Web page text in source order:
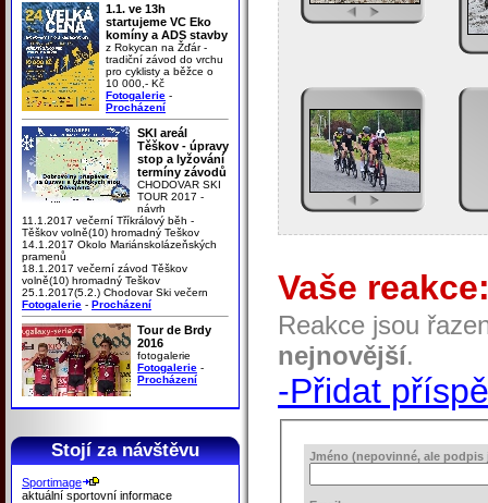
1.1. ve 13h
startujeme VC Eko
komíny a ADS stavby
z Rokycan na Žďár -
tradiční závod do vrchu
pro cyklisty a běžce o
10 000,- Kč
Fotogalerie -
Procházení
SKI areál
Těškov - úpravy
stop a lyžování
termíny závodů
CHODOVAR SKI
TOUR 2017 -
návrh
11.1.2017 večerní Tříkrálový běh -
Těškov volně(10) hromadný Teškov
14.1.2017 Okolo Mariánskolázeňských
pramenů
18.1.2017 večerní závod Těškov
volně(10) hromadný Teškov
25.1.2017(5.2.) Chodovar Ski večern
Fotogalerie - Procházení
Tour de Brdy
2016
fotogalerie
Fotogalerie -
Procházení
Stojí za návštěvu
Sportimage
aktuální sportovní informace
Vaše
Reakce jsou
nejnovější.
-Přidat
Jméno (nepovinné, ale podpis